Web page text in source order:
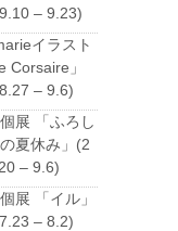
– 9.23)
イラスト
Corsaire」
– 9.6)
展 「ふろし
夏休み」(2
– 9.6)
展 「イル」
– 8.2)